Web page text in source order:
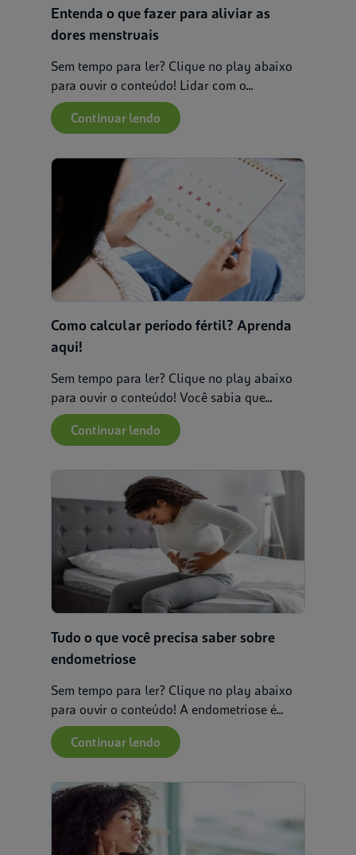
Entenda o que fazer para aliviar as
dores menstruais
Sem tempo para ler? Clique no play abaixo
para ouvir o conteúdo! Lidar com o...
Continuar lendo
Como calcular período fértil? Aprenda
aqui!
Sem tempo para ler? Clique no play abaixo
para ouvir o conteúdo! Você sabia que...
Continuar lendo
Tudo o que você precisa saber sobre
endometriose
Sem tempo para ler? Clique no play abaixo
para ouvir o conteúdo! A endometriose é...
Continuar lendo